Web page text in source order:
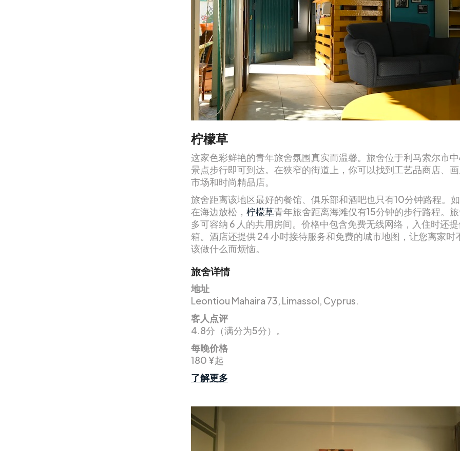
柠檬草
这家色彩鲜艳的青年旅舍氛围真实而温馨。旅舍位于利马索尔市
景点步行即可到达。在狭窄的街道上，你可以找到工艺品商店、
市场和时尚精品店。
旅舍距离该地区最好的餐馆、俱乐部和酒吧也只有10分钟路程。
在海边放松， 柠檬草青年旅舍距离海滩仅有15分钟的步行路程。
多可容纳 6 人的共用房间。价格中包含免费无线网络，入住时还
箱。酒店还提供 24 小时接待服务和免费的城市地图，让您离家时
该做什么而烦恼。
旅舍详情
地址
Leontiou Mahaira 73, Limassol, Cyprus.
客人点评
4.8分（满分为5分）。
每晚价格
180 ¥起
了解更多